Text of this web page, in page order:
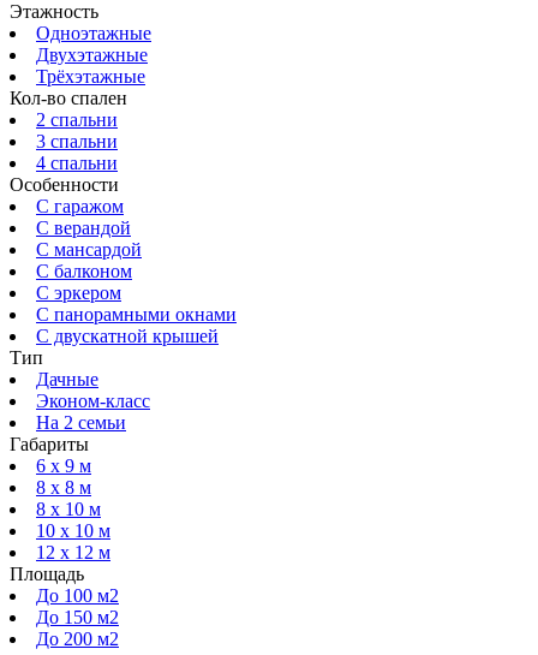
Этажность
Одноэтажные
Двухэтажные
Трёхэтажные
Кол-во спален
2 спальни
3 спальни
4 спальни
Особенности
С гаражом
С верандой
С мансардой
С балконом
C эркером
С панорамными окнами
С двускатной крышей
Тип
Дачные
Эконом-класс
На 2 семьи
Габариты
6 x 9 м
8 x 8 м
8 x 10 м
10 x 10 м
12 x 12 м
Площадь
До 100 м2
До 150 м2
До 200 м2